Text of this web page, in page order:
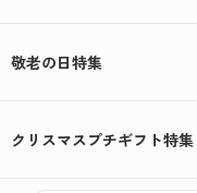
敬老の日特集
クリスマスプチギフト特集